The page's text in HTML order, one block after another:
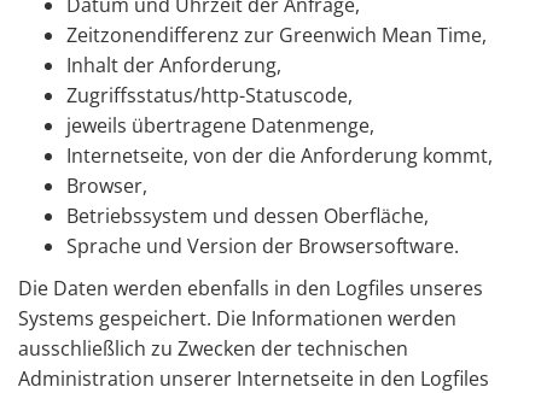
Zeitzonendifferenz zur Greenwich Mean Time,
Inhalt der Anforderung,
Zugriffsstatus/http-Statuscode,
jeweils übertragene Datenmenge,
Internetseite, von der die Anforderung kommt,
Browser,
Betriebssystem und dessen Oberfläche,
Sprache und Version der Browsersoftware.
Die Daten werden ebenfalls in den Logfiles unseres
Systems gespeichert. Die Informationen werden
ausschließlich zu Zwecken der technischen
Administration unserer Internetseite in den Logfiles